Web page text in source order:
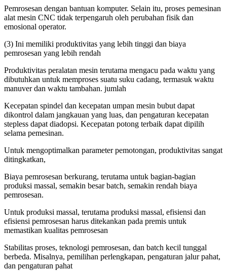
Pemrosesan dengan bantuan komputer. Selain itu, proses pemesinan
alat mesin CNC tidak terpengaruh oleh perubahan fisik dan
emosional operator.
(3) Ini memiliki produktivitas yang lebih tinggi dan biaya
pemrosesan yang lebih rendah
Produktivitas peralatan mesin terutama mengacu pada waktu yang
dibutuhkan untuk memproses suatu suku cadang, termasuk waktu
manuver dan waktu tambahan. jumlah
Kecepatan spindel dan kecepatan umpan mesin bubut dapat
dikontrol dalam jangkauan yang luas, dan pengaturan kecepatan
stepless dapat diadopsi. Kecepatan potong terbaik dapat dipilih
selama pemesinan.
Untuk mengoptimalkan parameter pemotongan, produktivitas sangat
ditingkatkan,
Biaya pemrosesan berkurang, terutama untuk bagian-bagian
produksi massal, semakin besar batch, semakin rendah biaya
pemrosesan.
Untuk produksi massal, terutama produksi massal, efisiensi dan
efisiensi pemrosesan harus ditekankan pada premis untuk
memastikan kualitas pemrosesan
Stabilitas proses, teknologi pemrosesan, dan batch kecil tunggal
berbeda. Misalnya, pemilihan perlengkapan, pengaturan jalur pahat,
dan pengaturan pahat